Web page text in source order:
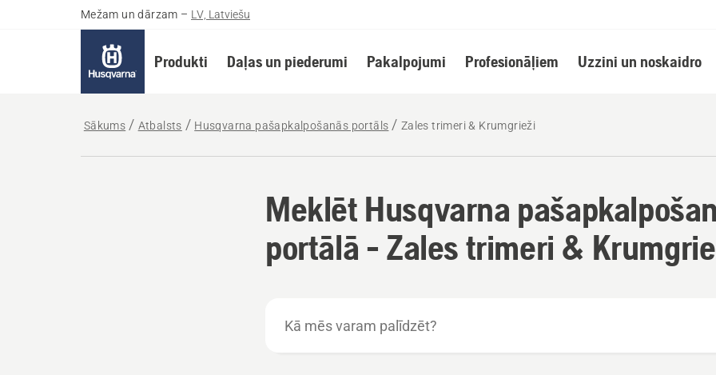
Mežam un dārzam – LV, Latviešu
Produkti Daļas un piederumi Pakalpojumi Profesionāļiem Uzzini un noskaidro
Sākums Atbalsts Husqvarna pašapkalpošanās portāls Zales trimeri & Krumgrieži
Meklēt Husqvarna
portālā - Zales trimeri &
mēs